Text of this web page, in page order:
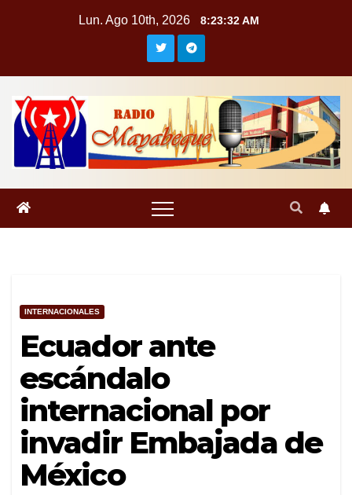
Lun. Ago 10th, 2026 8:23:33 AM
INTERNACIONALES
Ecuador ante
escándalo
internacional por
invadir Embajada de
México